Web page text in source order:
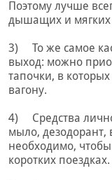
Поэтому лучше
дышащих и мягких
3) То же самое
выход: можно
тапочки, в
вагону.
4) Средства
мыло, дезодорант,
необходимо,
коротких поездках.